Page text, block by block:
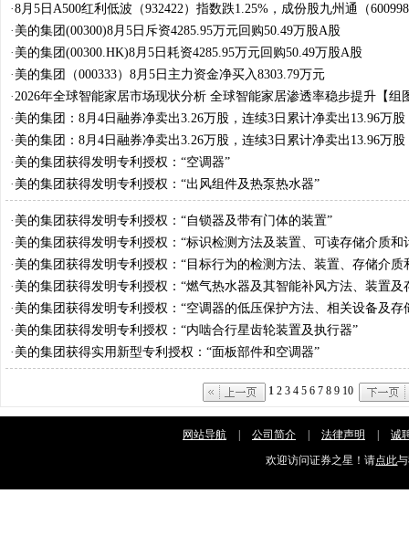
沽空金额位居行业前三
·8月5日A500红利低波（932422）指数跌1.25%，成份股九州通（
· 美的集团(00300)8月5日斥资4285.95万元回购50.49万股A股
· 美的集团(00300.HK)8月5日耗资4285.95万元回购50.49万股A股
· 美的集团（000333）8月5日主力资金净买入8303.79万元
· 2026年全球智能家居市场现状分析 全球智能家居渗透率稳步提升【组
· 美的集团：8月4日融券净卖出3.26万股，连续3日累计净卖出13.96万股
· 美的集团：8月4日融券净卖出3.26万股，连续3日累计净卖出13.96万股
· 美的集团获得发明专利授权：“空调器”
· 美的集团获得发明专利授权：“出风组件及热泵热水器”
· 美的集团获得发明专利授权：“自锁器及带有门体的装置”
· 美的集团获得发明专利授权：“标识检测方法及装置、可读存储介质和
序产品”
· 美的集团获得发明专利授权：“目标行为的检测方法、装置、存储介质
备”
· 美的集团获得发明专利授权：“燃气热水器及其智能补风方法、装置及
· 美的集团获得发明专利授权：“空调器的低压保护方法、相关设备及存
· 美的集团获得发明专利授权：“内啮合行星齿轮装置及执行器”
· 美的集团获得实用新型专利授权：“面板部件和空调器”
1 2 3 4 5 6 7 8 9 10
网站导航 | 公司简介 | 法律声明 |
诚
欢迎访问证券之星！请点此